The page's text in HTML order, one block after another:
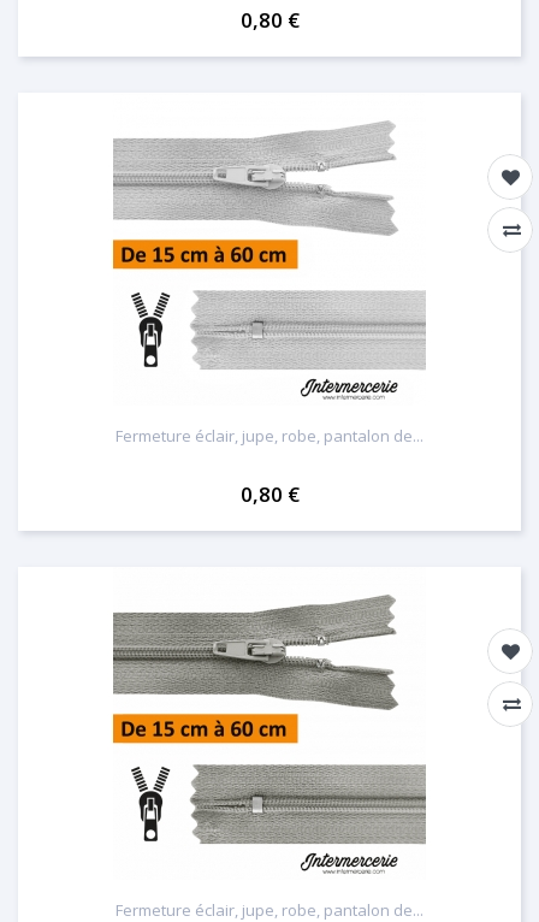
0,80 €
Fermeture éclair, jupe, robe, pantalon de...
0,80 €
Fermeture éclair, jupe, robe, pantalon de...